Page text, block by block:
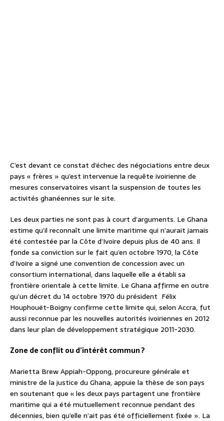
C’est devant ce constat d’échec des négociations entre deux
pays « frères » qu’est intervenue la requête ivoirienne de
mesures conservatoires visant la suspension de toutes les
activités ghanéennes sur le site.
Les deux parties ne sont pas à court d’arguments. Le Ghana
estime qu’il reconnaît une limite maritime qui n’aurait jamais
été contestée par la Côte d’Ivoire depuis plus de 40 ans. Il
fonde sa conviction sur le fait qu’en octobre 1970, la Côte
d’Ivoire a signé une convention de concession avec un
consortium international, dans laquelle elle a établi sa
frontière orientale à cette limite. Le Ghana affirme en outre
qu’un décret du 14 octobre 1970 du président Félix
Houphouët-Boigny confirme cette limite qui, selon Accra, fut
aussi reconnue par les nouvelles autorités ivoiriennes en 2012
dans leur plan de développement stratégique 2011-2030.
Zone de conflit ou d’intérêt commun ?
Marietta Brew Appiah-Oppong, procureure générale et
ministre de la justice du Ghana, appuie la thèse de son pays
en soutenant que « les deux pays partagent une frontière
maritime qui a été mutuellement reconnue pendant des
décennies, bien qu’elle n’ait pas été officiellement fixée ». La